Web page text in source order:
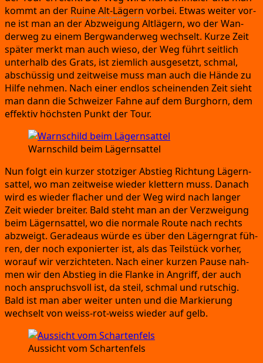
kommt an der Rui­ne Alt-Lägern vor­bei. Etwas wei­ter vor­
ne ist man an der Abzwei­gung Alt­lä­gern, wo der Wan­
der­weg zu einem Berg­wan­der­weg wech­selt. Kur­ze Zeit
spä­ter merkt man auch wie­so, der Weg führt seit­lich
unter­halb des Grats, ist ziem­lich aus­ge­setzt, schmal,
abschüs­sig und zeit­wei­se muss man auch die Hän­de zu
Hil­fe neh­men. Nach einer end­los schei­nen­den Zeit sieht
man dann die Schwei­zer Fah­ne auf dem Burg­horn, dem
effek­tiv höchs­ten Punkt der Tour.
Warn­schild beim Lägernsattel
Nun folgt ein kur­zer stot­zi­ger Abstieg Rich­tung Lägern­
sat­tel, wo man zeit­wei­se wie­der klet­tern muss. Danach
wird es wie­der fla­cher und der Weg wird nach lan­ger
Zeit wie­der brei­ter. Bald steht man an der Ver­zwei­gung
beim Lägern­sat­tel, wo die nor­ma­le Rou­te nach rechts
abzweigt. Gera­de­aus wür­de es über den Lägern­grat füh­
ren, der noch expo­nier­ter ist, als das Teil­stück vor­her,
wor­auf wir ver­zich­te­ten. Nach einer kur­zen Pau­se nah­
men wir den Abstieg in die Flan­ke in Angriff, der auch
noch anspruchs­voll ist, da steil, schmal und rut­schig.
Bald ist man aber wei­ter unten und die Mar­kie­rung
wech­selt von weiss-rot-weiss wie­der auf gelb.
Aus­sicht vom Schartenfels